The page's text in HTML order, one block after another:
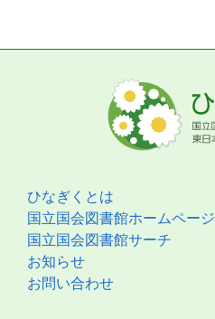
ひなぎくとは
国立国会図書館ホームページ
国立国会図書館サーチ
お知らせ
お問い合わせ